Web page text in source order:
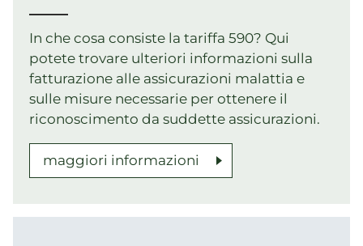
In che cosa consiste la tariffa 590? Qui
potete trovare ulteriori informazioni sulla
fatturazione alle assicurazioni malattia e
sulle misure necessarie per ottenere il
riconoscimento da suddette assicurazioni.
maggiori informazioni